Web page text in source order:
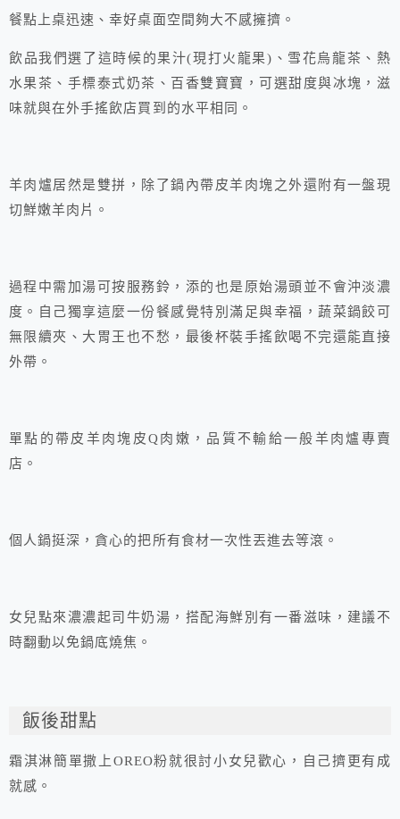
餐點上桌迅速、幸好桌面空間夠大不感擁擠。
飲品我們選了這時候的果汁(現打火龍果)、雪花烏龍茶、熱
水果茶、手標泰式奶茶、百香雙寶寶，可選甜度與冰塊，滋
味就與在外手搖飲店買到的水平相同。
羊肉爐居然是雙拼，除了鍋內帶皮羊肉塊之外還附有一盤現
切鮮嫩羊肉片。
過程中需加湯可按服務鈴，添的也是原始湯頭並不會沖淡濃
度。自己獨享這麼一份餐感覺特別滿足與幸福，蔬菜鍋餃可
無限續夾、大胃王也不愁，最後杯裝手搖飲喝不完還能直接
外帶。
單點的帶皮羊肉塊皮Q肉嫩，品質不輸給一般羊肉爐專賣
店。
個人鍋挺深，貪心的把所有食材一次性丟進去等滾。
女兒點來濃濃起司牛奶湯，搭配海鮮別有一番滋味，建議不
時翻動以免鍋底燒焦。
飯後甜點
霜淇淋簡單撒上OREO粉就很討小女兒歡心，自己擠更有成
就感。